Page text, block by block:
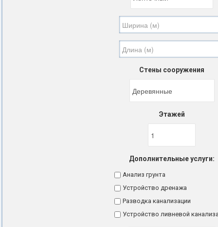
Стены сооружения
Этажей
Дополнительные услуги:
Анализ грунта
Устройство дренажа
Разводка канализации
Устройство ливневой